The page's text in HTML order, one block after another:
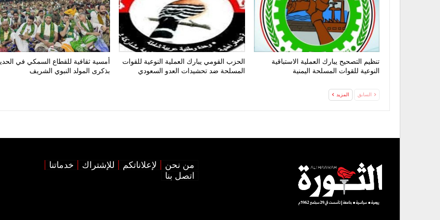
تنظيم التصحيح يبارك العملية الاستباقية
النوعية للقوات المسلحة اليمنية
الحزب القومي يبارك العملية النوعية للقوات
المسلحة ضد تحشيدات العدو السعودي
أمسية ثقافية للقطاع السمكي في
بذكرى المولد النبوي الشريف
السابق المزيد
من نحن لإعلاناتكم للإشتراك
خدماتنا
اتصل بنا